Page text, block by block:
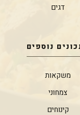
דגים
נוספים
משקאות
צמחוני
קינוחים